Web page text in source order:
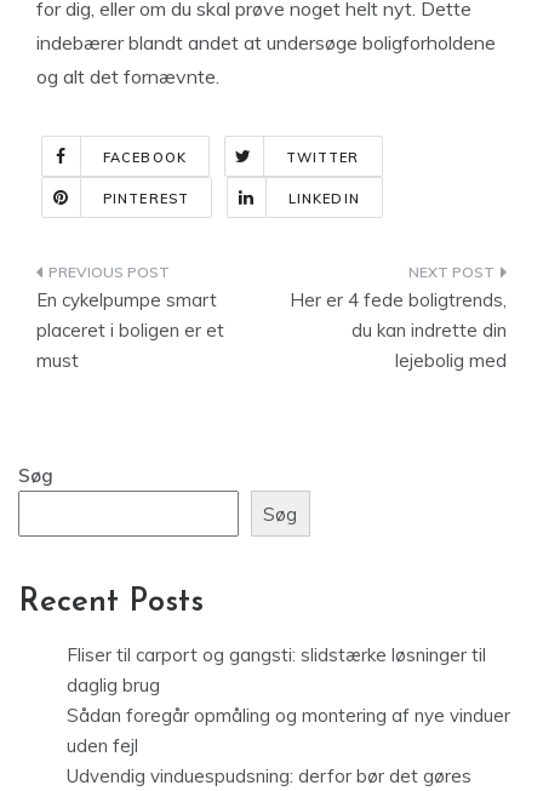
for dig, eller om du skal prøve noget helt nyt. Dette
indebærer blandt andet at undersøge boligforholdene
og alt det fornævnte.
FACEBOOK TWITTER
PINTEREST LINKEDIN
Indlægsnavigation
En cykelpumpe smart
placeret i boligen er et
must
Her er 4 fede boligtrends,
du kan indrette din
lejebolig med
Søg
Søg
Recent Posts
Fliser til carport og gangsti: slidstærke løsninger til
daglig brug
Sådan foregår opmåling og montering af nye vinduer
uden fejl
Udvendig vinduespudsning: derfor bør det gøres